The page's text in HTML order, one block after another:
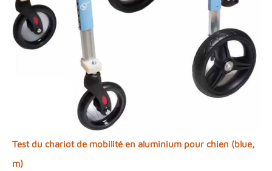
Test du chariot de mobilité en aluminium pour chien (blue,
m)